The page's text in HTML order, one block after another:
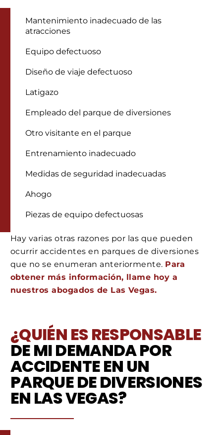
Mantenimiento inadecuado de las
atracciones
Equipo defectuoso
Diseño de viaje defectuoso
Latigazo
Empleado del parque de diversiones
Otro visitante en el parque
Entrenamiento inadecuado
Medidas de seguridad inadecuadas
Ahogo
Piezas de equipo defectuosas
Hay varias otras razones por las que pueden
ocurrir accidentes en parques de diversiones
que no se enumeran anteriormente. Para
obtener más información, llame hoy a
nuestros abogados de Las Vegas.
¿QUIÉN ES RESPONSABLE
DE MI DEMANDA POR
ACCIDENTE EN UN
PARQUE DE DIVERSIONES
EN LAS VEGAS?